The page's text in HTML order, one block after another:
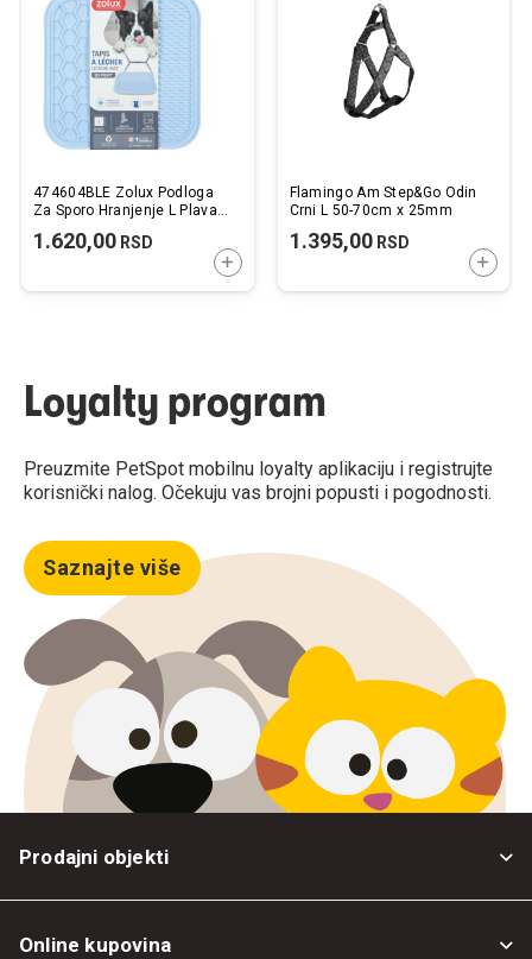
474604BLE Zolux Podloga
Za Sporo Hranjenje L Plava
1.620,00 RSD
DODAJTE U KORPU
Flamingo Am Step&Go Odin
Crni L 50-70cm x 25mm
1.395,00RSD
Loyalty program
Preuzmite PetSpot mobilnu loyalty aplikaciju i registrujte
korisnički nalog. Očekuju vas brojni popusti i pogodnosti.
Saznajte više
Prodajni objekti
Online kupovina